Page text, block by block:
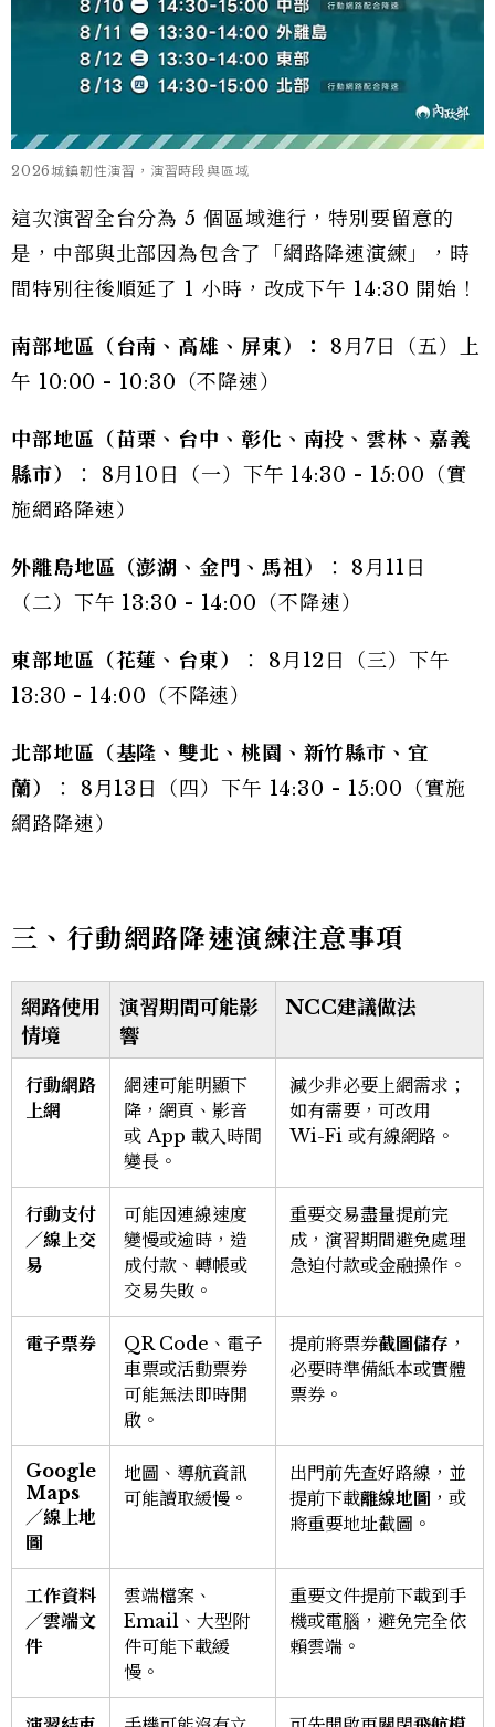
2026城鎮韌性演習，演習時段與區域
這次演習全台分為 5 個區域進行，特別要留意的
是，中部與北部因為包含了「網路降速演練」，時
間特別往後順延了 1 小時，改成下午 14:30 開始！
南部地區（台南、高雄、屏東）： 8月7日（五）上
午 10:00 - 10:30（不降速）
中部地區（苗栗、台中、彰化、南投、雲林、嘉義
縣市）
： 8月10日（一）下午 14:30 - 15:00（實
施網路降速）
外離島地區（澎湖、金門、馬祖）
： 8月11日
（二）下午 13:30 - 14:00（不降速）
東部地區（花蓮、台東）
： 8月12日（三）下午
13:30 - 14:00（不降速）
北部地區（基隆、雙北、桃園、新竹縣市、宜
蘭）
： 8月13日（四）下午 14:30 - 15:00（實施
網路降速）
三、行動網路降速演練注意事項
網路使用
情境
演習期間可能影
響
NCC建議做法
行動網路
上網
網速可能明顯下
降，網頁、影音
或 App 載入時間
變長。
減少非必要上網需求；
如有需要，可改用
Wi-Fi 或有線網路。
行動支付
／線上交
易
可能因連線速度
變慢或逾時，造
成付款、轉帳或
交易失敗。
重要交易盡量提前完
成，演習期間避免處理
急迫付款或金融操作。
電子票券
QR Code、電子
車票或活動票券
可能無法即時開
啟。
提前將票券截圖儲存 ，
必要時準備紙本或實體
票券。
Google
Maps
／線上地
圖
地圖、導航資訊
可能讀取緩慢。
出門前先查好路線，並
提前下載離線地圖 ，或
將重要地址截圖。
工作資料
／雲端文
件
雲端檔案、
Email、大型附
件可能下載緩
慢。
重要文件提前下載到手
機或電腦，避免完全依
賴雲端。